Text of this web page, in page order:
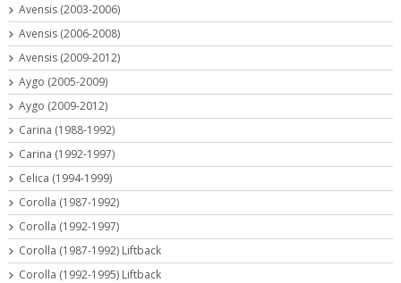
Avensis (2003-2006)
Avensis (2006-2008)
Avensis (2009-2012)
Aygo (2005-2009)
Aygo (2009-2012)
Carina (1988-1992)
Carina (1992-1997)
Celica (1994-1999)
Corolla (1987-1992)
Corolla (1992-1997)
Corolla (1987-1992) Liftback
Corolla (1992-1995) Liftback